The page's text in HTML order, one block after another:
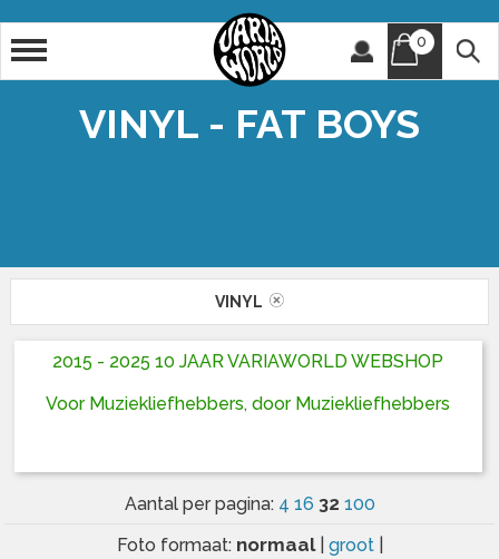
0
VINYL - FAT BOYS
VINYL
2015 - 2025 10 JAAR VARIAWORLD WEBSHOP
Voor Muziekliefhebbers, door Muziekliefhebbers
Aantal per pagina: 4 16 32 100
Foto formaat: normaal groot